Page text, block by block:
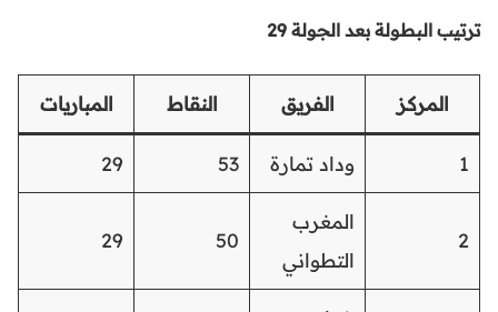
ترتيب البطولة بعد الجولة 29
المركز الفريق النقاط المباريات
1 وداد تمارة 53
29
2
المغرب
التطواني
50
29